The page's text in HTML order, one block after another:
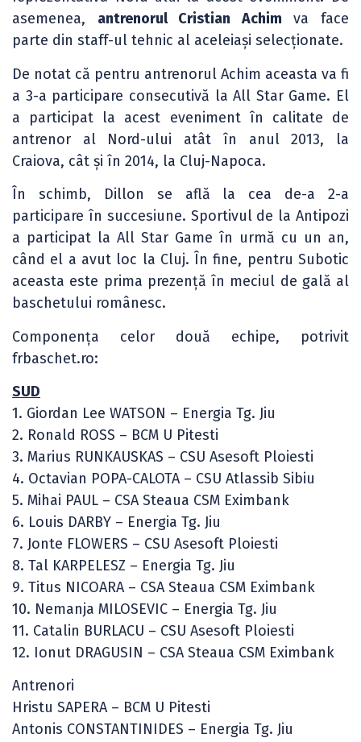
asemenea, antrenorul Cristian Achim va face
parte din staff-ul tehnic al aceleiași selecționate.
De notat că pentru antrenorul Achim aceasta va fi
a 3-a participare consecutivă la All Star Game. El
a participat la acest eveniment în calitate de
antrenor al Nord-ului atât în anul 2013, la
Craiova, cât și în 2014, la Cluj-Napoca.
În schimb, Dillon se află la cea de-a 2-a
participare în succesiune. Sportivul de la Antipozi
a participat la All Star Game în urmă cu un an,
când el a avut loc la Cluj. În fine, pentru Subotic
aceasta este prima prezență în meciul de gală al
baschetului românesc.
Componența celor două echipe, potrivit
frbaschet.ro:
SUD
1. Giordan Lee WATSON – Energia Tg. Jiu
2. Ronald ROSS – BCM U Pitesti
3. Marius RUNKAUSKAS – CSU Asesoft Ploiesti
4. Octavian POPA-CALOTA – CSU Atlassib Sibiu
5. Mihai PAUL – CSA Steaua CSM Eximbank
6. Louis DARBY – Energia Tg. Jiu
7. Jonte FLOWERS – CSU Asesoft Ploiesti
8. Tal KARPELESZ – Energia Tg. Jiu
9. Titus NICOARA – CSA Steaua CSM Eximbank
10. Nemanja MILOSEVIC – Energia Tg. Jiu
11. Catalin BURLACU – CSU Asesoft Ploiesti
12. Ionut DRAGUSIN – CSA Steaua CSM Eximbank
Antrenori
Hristu SAPERA – BCM U Pitesti
Antonis CONSTANTINIDES – Energia Tg. Jiu